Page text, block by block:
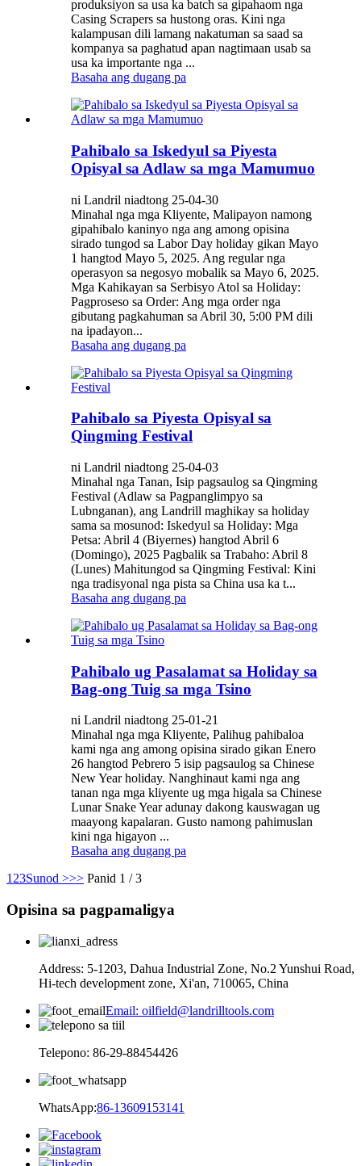
produksiyon sa usa ka batch sa gipahaom nga
Casing Scrapers sa hustong oras. Kini nga
kalampusan dili lamang nakatuman sa saad sa
kompanya sa paghatud apan nagtimaan usab sa
usa ka importante nga ...
Basaha ang dugang pa
Pahibalo sa Iskedyul sa Piyesta
Opisyal sa Adlaw sa mga Mamumuo
ni Landril niadtong 25-04-30
Minahal nga mga Kliyente, Malipayon namong
gipahibalo kaninyo nga ang among opisina
sirado tungod sa Labor Day holiday gikan Mayo
1 hangtod Mayo 5, 2025. Ang regular nga
operasyon sa negosyo mobalik sa Mayo 6, 2025.
Mga Kahikayan sa Serbisyo Atol sa Holiday:
Pagproseso sa Order: Ang mga order nga
gibutang pagkahuman sa Abril 30, 5:00 PM dili
na ipadayon...
Basaha ang dugang pa
Pahibalo sa Piyesta Opisyal sa
Qingming Festival
ni Landril niadtong 25-04-03
Minahal nga Tanan, Isip pagsaulog sa Qingming
Festival (Adlaw sa Pagpanglimpyo sa
Lubnganan), ang Landrill maghikay sa holiday
sama sa mosunod: Iskedyul sa Holiday: Mga
Petsa: Abril 4 (Biyernes) hangtod Abril 6
(Domingo), 2025 Pagbalik sa Trabaho: Abril 8
(Lunes) Mahitungod sa Qingming Festival: Kini
nga tradisyonal nga pista sa China usa ka t...
Basaha ang dugang pa
Pahibalo ug Pasalamat sa Holiday sa
Bag-ong Tuig sa mga Tsino
ni Landril niadtong 25-01-21
Minahal nga mga Kliyente, Palihug pahibaloa
kami nga ang among opisina sirado gikan Enero
26 hangtod Pebrero 5 isip pagsaulog sa Chinese
New Year holiday. Nanghinaut kami nga ang
tanan nga mga kliyente ug mga higala sa Chinese
Lunar Snake Year adunay dakong kauswagan ug
maayong kapalaran. Gusto namong pahimuslan
kini nga higayon ...
Basaha ang dugang pa
123Sunod >>> Panid 1 / 3
Opisina sa pagpamaligya
Address: 5-1203, Dahua Industrial Zone, No.2 Yunshui Road,
Hi-tech development zone, Xi'an, 710065, China
Email: oilfield@landrilltools.com
Telepono: 86-29-88454426
WhatsApp:86-13609153141